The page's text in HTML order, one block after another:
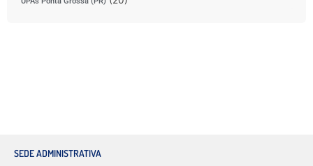
SEDE ADMINISTRATIVA